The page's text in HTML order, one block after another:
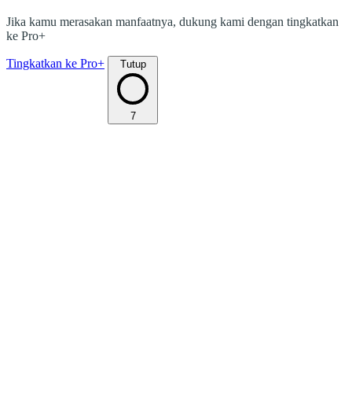
Jika kamu merasakan manfaatnya, dukung kami dengan tingkatkan
ke Pro+
Tingkatkan ke Pro+ Tutup
7